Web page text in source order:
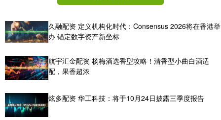
久融配资 定义机构化时代：Consensus 2026将在香港举
办 锚定数字资产新坐标
航宇汇金配资 杨梅酒选香型攻略！清香型小曲白酒适
配，果香超浓
炫多配资 华工科技：将于10月24日披露三季度报告